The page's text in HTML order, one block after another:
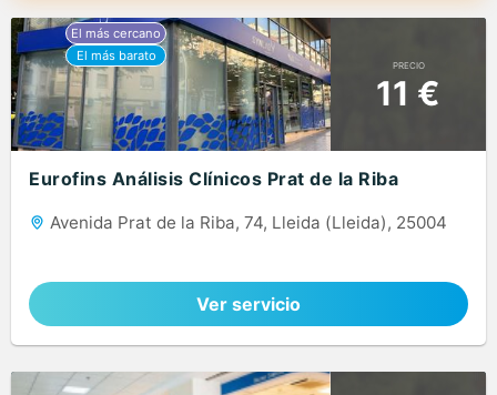
PRECIO
11 €
Eurofins Análisis Clínicos Prat de la Riba
Avenida Prat de la Riba, 74, Lleida (Lleida), 25004
Ver servicio